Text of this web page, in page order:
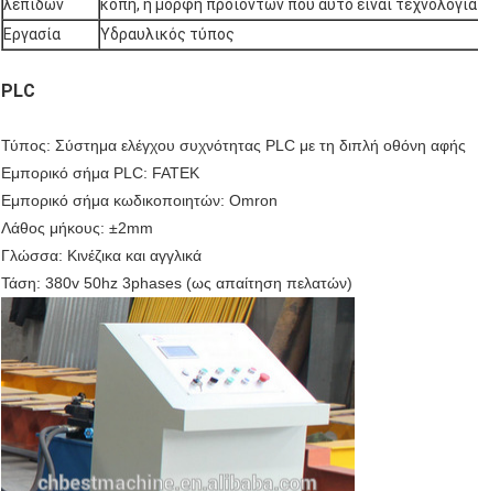
λεπίδων
κοπή, η μορφή προϊόντων που αυτό είναι τεχνολογία
Εργασία
Υδραυλικός τύπος
PLC
Τύπος: Σύστημα ελέγχου συχνότητας PLC με τη διπλή οθόνη αφής
Εμπορικό σήμα PLC: FATEK
Εμπορικό σήμα κωδικοποιητών: Omron
Λάθος μήκους: ±2mm
Γλώσσα: Κινέζικα και αγγλικά
Τάση: 380v 50hz 3phases (ως απαίτηση πελατών)